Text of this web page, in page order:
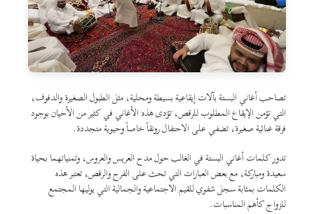
تصاحب أغاني البستة بآلات إيقاعية بسيطة ومحلية، مثل الطبول الصغيرة والدفوف،
التي تؤمن الإيقاع المطلوب للرقص، تؤدى هذه الأغاني في كثير من الأحيان بوجود
فرقة غنائية صغيرة، تضفي على الاحتفال رونقاً خاصاً وحيوية متجددة.
تدور كلمات أغاني البستة في الغالب حول مدح العريس والعروس، وتمنياتهما بحياة
سعيدة ومباركة، مع بعض العبارات التي تحث على الفرح والرقص، تعتبر هذه
الكلمات بمثابة سجل شفوي للقيم الاجتماعية والجمالية التي يوليها المجتمع
للزواج كأهم المناسبات.